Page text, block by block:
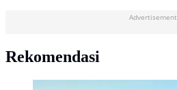
Advertisement
Rekomendasi